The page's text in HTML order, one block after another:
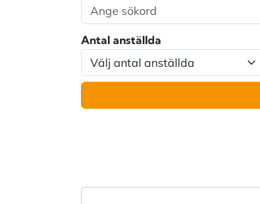
Antal anställda